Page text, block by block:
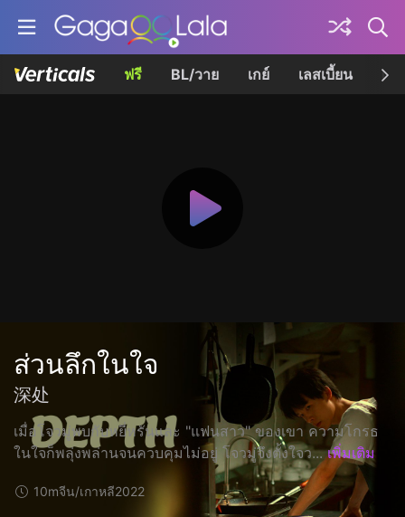
ฟรี BL/วาย เกย์ เลสเบี้ยน เค
ส่วนลึกในใจ
深处
เมื่อโจวมู่พบกับหยี่หรันและ "แฟนสาว" ของเขา ความโกรธ
ในใจก็พลุ่งพล่านจนควบคุมไม่อยู่ โจวมู่จึงตั้งใจว... เพิ่มเติม
10mจีน/เกาหลี2022